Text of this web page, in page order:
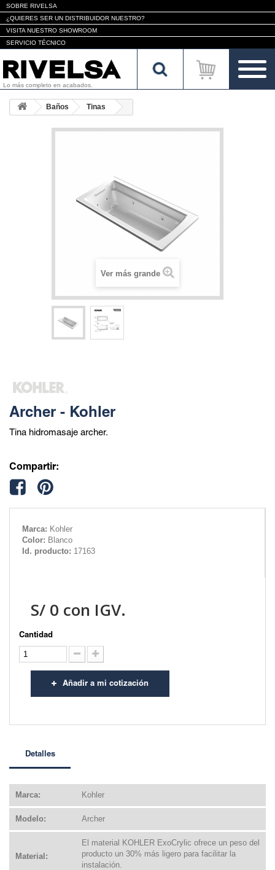
SOBRE RIVELSA
¿QUIERES SER UN DISTRIBUIDOR NUESTRO?
VISITA NUESTRO SHOWROOM
SERVICIO TÉCNICO
Lo más completo en acabados.
Baños Tinas
Ver más grande
Archer - Kohler
Tina hidromasaje archer.
Compartir:
Marca: Kohler
Color: Blanco
Id. producto: 17163
S/ 0 con IGV.
Cantidad
Añadir a mi cotización
Detalles
Marca: Kohler
Modelo: Archer
Material:
El material KOHLER ExoCrylic ofrece un peso del
producto un 30% más ligero para facilitar la
instalación.